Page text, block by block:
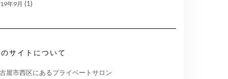
年9月 (1)
のサイトについて
屋市西区にあるプライベートサロン